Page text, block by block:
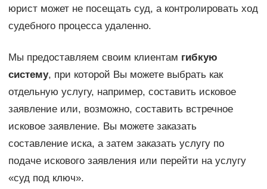
юрист может не посещать суд, а контролировать ход
судебного процесса удаленно.
Мы предоставляем своим клиентам гибкую
систему, при которой Вы можете выбрать как
отдельную услугу, например, составить исковое
заявление или, возможно, составить встречное
исковое заявление. Вы можете заказать
составление иска, а затем заказать услугу по
подаче искового заявления или перейти на услугу
«суд под ключ».